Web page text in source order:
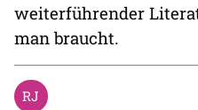
weiterführender
man braucht.